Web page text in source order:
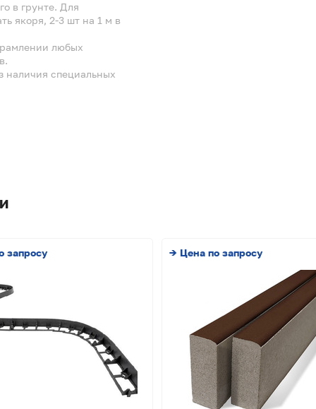
в грунте. Для
якоря, 2-3 шт на 1 м в
любых
наличия специальных
запросу → Цена по запросу